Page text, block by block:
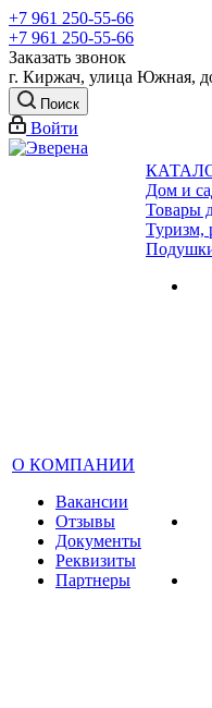
+7 961 250-55-66
+7 961 250-55-66
Заказать звонок
г. Киржач, улица Южная,
Поиск
Войти
О КОМПАНИИ
Вакансии
Отзывы
Документы
Реквизиты
Партнеры
Дом и
Товары
Туризм,